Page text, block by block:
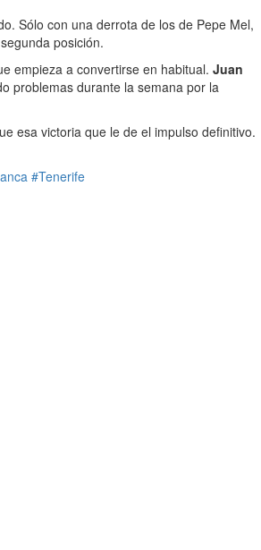
Sólo con una derrota de los de Pepe Mel,
posición.
empieza a convertirse en habitual. Juan
problemas durante la semana por la
esa victoria que le de el impulso definitivo.
#Tenerife